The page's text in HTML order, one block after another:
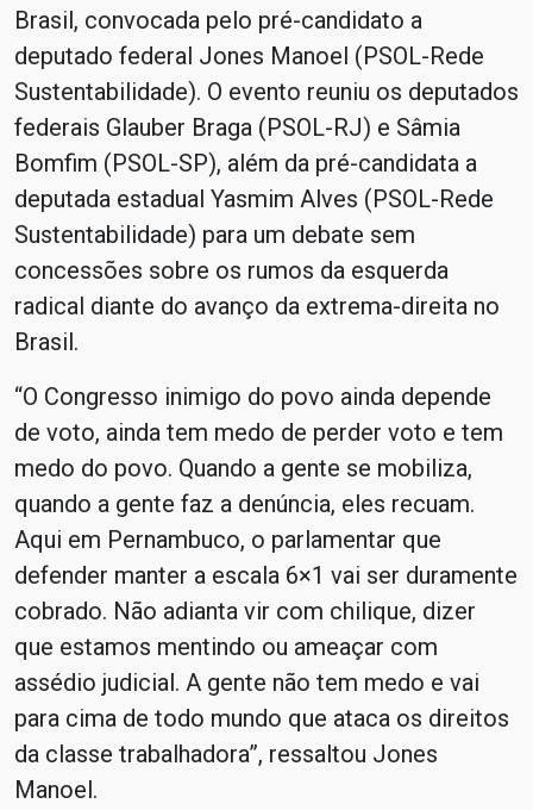
Brasil, convocada pelo pré-candidato a
deputado federal Jones Manoel (PSOL-Rede
Sustentabilidade). O evento reuniu os deputados
federais Glauber Braga (PSOL-RJ) e Sâmia
Bomfim (PSOL-SP), além da pré-candidata a
deputada estadual Yasmim Alves (PSOL-Rede
Sustentabilidade) para um debate sem
concessões sobre os rumos da esquerda
radical diante do avanço da extrema-direita no
Brasil.
“O Congresso inimigo do povo ainda depende
de voto, ainda tem medo de perder voto e tem
medo do povo. Quando a gente se mobiliza,
quando a gente faz a denúncia, eles recuam.
Aqui em Pernambuco, o parlamentar que
defender manter a escala 6×1 vai ser duramente
cobrado. Não adianta vir com chilique, dizer
que estamos mentindo ou ameaçar com
assédio judicial. A gente não tem medo e vai
para cima de todo mundo que ataca os direitos
da classe trabalhadora”, ressaltou Jones
Manoel.